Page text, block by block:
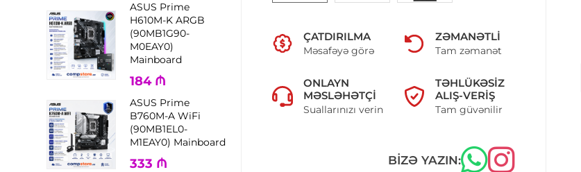
ASUS Prime
H610M-K ARGB
(90MB1G90-
M0EAY0)
Mainboard
184 ₼
ASUS Prime
B760M-A WiFi
(90MB1EL0-
M1EAY0) Mainboard
333 ₼
ÇATDIRILMA
Məsafəyə görə
ZƏMANƏTLI
Tam zəmanət
ONLAYN
MƏSLƏHƏTÇI
Suallarınızı verin
TƏHLÜKƏSIZ
ALIŞ-VERIŞ
Tam güvənilir
BIZƏ YAZIN: